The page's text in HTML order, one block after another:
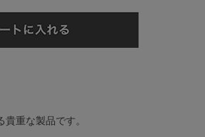
重な製品です。